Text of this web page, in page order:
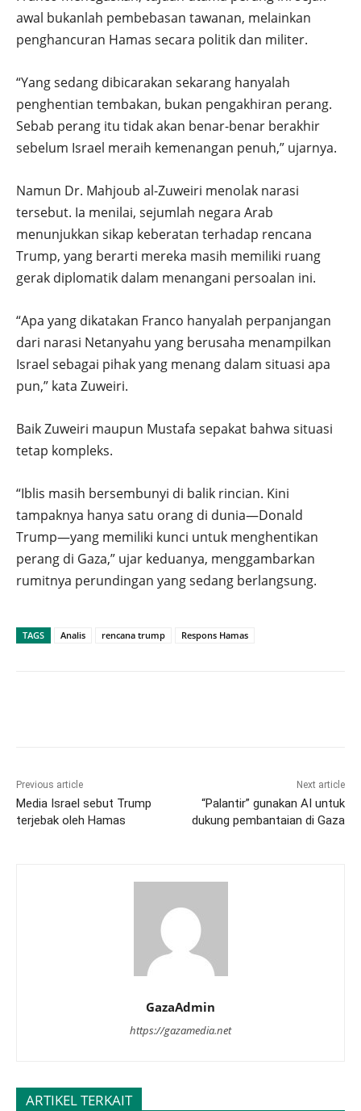
awal bukanlah pembebasan tawanan, melainkan
penghancuran Hamas secara politik dan militer.
“Yang sedang dibicarakan sekarang hanyalah
penghentian tembakan, bukan pengakhiran perang.
Sebab perang itu tidak akan benar-benar berakhir
sebelum Israel meraih kemenangan penuh,” ujarnya.
Namun Dr. Mahjoub al-Zuweiri menolak narasi
tersebut. Ia menilai, sejumlah negara Arab
menunjukkan sikap keberatan terhadap rencana
Trump, yang berarti mereka masih memiliki ruang
gerak diplomatik dalam menangani persoalan ini.
“Apa yang dikatakan Franco hanyalah perpanjangan
dari narasi Netanyahu yang berusaha menampilkan
Israel sebagai pihak yang menang dalam situasi apa
pun,” kata Zuweiri.
Baik Zuweiri maupun Mustafa sepakat bahwa situasi
tetap kompleks.
“Iblis masih bersembunyi di balik rincian. Kini
tampaknya hanya satu orang di dunia—Donald
Trump—yang memiliki kunci untuk menghentikan
perang di Gaza,” ujar keduanya, menggambarkan
rumitnya perundingan yang sedang berlangsung.
TAGS Analis rencana trump Respons Hamas
Previous article
Media Israel sebut Trump
terjebak oleh Hamas
Next article
“Palantir” gunakan AI untuk
dukung pembantaian di Gaza
GazaAdmin
https://gazamedia.net
ARTIKEL TERKAIT